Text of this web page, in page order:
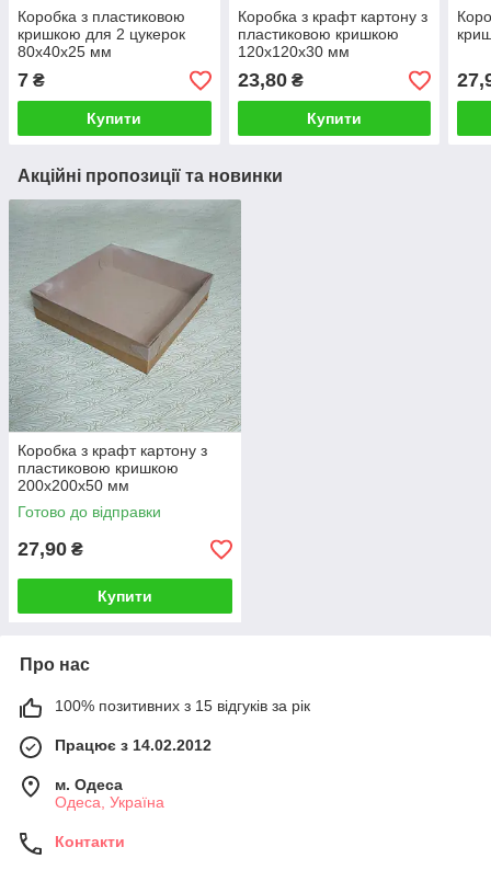
Коробка з пластиковою
кришкою для 2 цукерок
80х40х25 мм
7 ₴
Купити
Коробка з крафт картону з
пластиковою кришкою
120х120х30 мм
23,80₴
Купити
Акційні пропозиції та новинки
Коробка з крафт картону з
пластиковою кришкою
200х200х50 мм
Готово до відправки
27,90 ₴
Купити
Про нас
100% позитивних з 15 відгуків за рік
Працює з 14.02.2012
м. Одеса
Одеса, Україна
Контакти